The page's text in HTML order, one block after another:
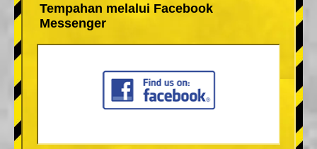
Tempahan melalui Facebook
Messenger